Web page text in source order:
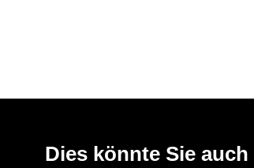
Dies könnte Sie